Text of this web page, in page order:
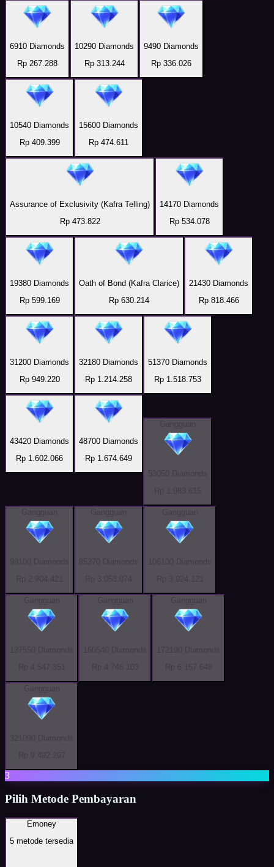
6910 Diamonds
Rp 267.288
10290 Diamonds
Rp 313.244
9490 Diamonds
Rp 336.026
10540 Diamonds
Rp 409.399
15600 Diamonds
Rp 474.611
Assurance of Exclusivity (Kafra Telling)
Rp 473.822
14170 Diamonds
Rp 534.078
19380 Diamonds
Rp 599.169
Oath of Bond (Kafra Clarice)
Rp 630.214
21430 Diamonds
Rp 818.466
31200 Diamonds
Rp 949.220
32180 Diamonds
Rp 1.214.258
51370 Diamonds
Rp 1.518.753
43420 Diamonds
Rp 1.602.066
48700 Diamonds
Rp 1.674.649
3
Pilih Metode Pembayaran
Emoney
5 metode tersedia